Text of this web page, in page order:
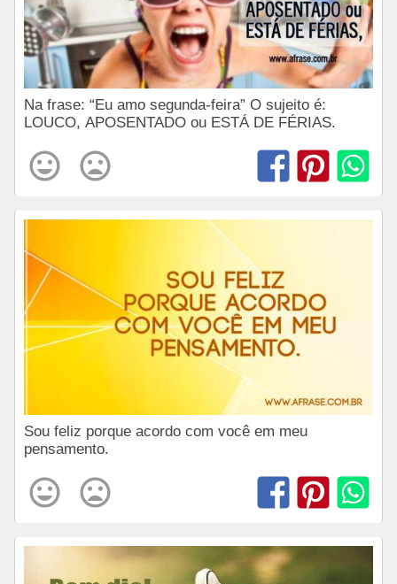
Na frase: “Eu amo segunda-feira” O sujeito é:
LOUCO, APOSENTADO ou ESTÁ DE FÉRIAS.
Sou feliz porque acordo com você em meu
pensamento.